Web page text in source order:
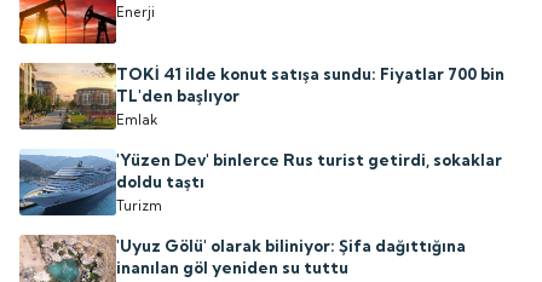
Enerji
TOKİ 41 ilde konut satışa sundu: Fiyatlar 700 bin
TL'den başlıyor
Emlak
'Yüzen Dev' binlerce Rus turist getirdi, sokaklar
doldu taştı
Turizm
'Uyuz Gölü' olarak biliniyor: Şifa dağıttığına
inanılan göl yeniden su tuttu